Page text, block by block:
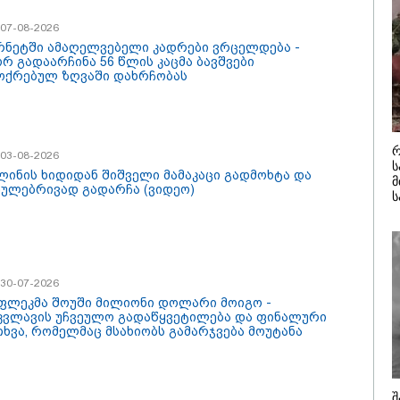
08-2026
არის სამშობლოს
- როგორ
ნიკა გვარამია
ომთან
ირაკლი
"2008
იქნებოდა,
უკრაინის
შალვა
08-2026
ამაღელვებელი კადრები ვრცელდება -
გადაარჩინა 56 წლის კაცმა ბავშვები
ზღვაში დახრჩობას
08-2026
ხიდიდან შიშველი მამაკაცი გადმოხტა და
გადარჩა (ვიდეო)
07-2026
შოუში მილიონი დოლარი მოიგო -
უჩვეულო გადაწყვეტილება და ფინალური
რომელმაც მსახიობს გამარჯვება მოუტანა